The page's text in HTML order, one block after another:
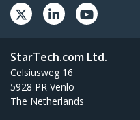
StarTech.com Ltd.
Celsiusweg 16
5928 PR Venlo
The Netherlands